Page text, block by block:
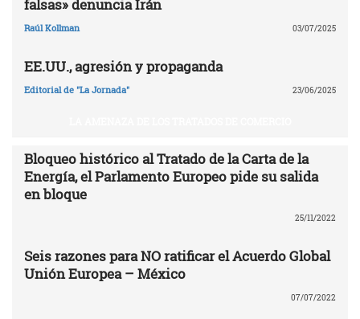
falsas» denuncia Irán
Raúl Kollman 03/07/2025
EE.UU., agresión y propaganda
Editorial de "La Jornada" 23/06/2025
Bloqueo histórico al Tratado de la Carta de la
Energía, el Parlamento Europeo pide su salida
en bloque
25/11/2022
Seis razones para NO ratificar el Acuerdo Global
Unión Europea – México
07/07/2022